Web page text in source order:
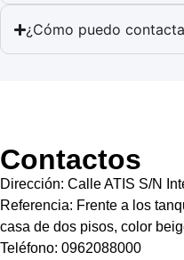
¿Cómo puedo
Contactos
Dirección: Calle ATIS S/N
Referencia: Frente a los
casa de dos pisos, color
Teléfono: 0962088000